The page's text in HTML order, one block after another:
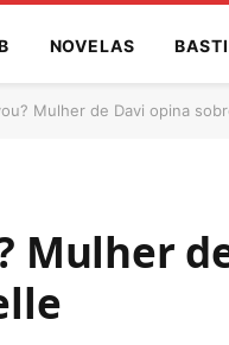
NOVELAS
Mulher de Davi opina
Mulher